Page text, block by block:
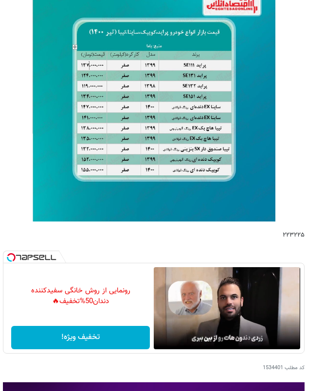
۲۲۳۲۲۵
رونمایی از روش خانگی سفیدکننده
دندان50%تخفیف🔥
تخفیف ویژه!
کد مطلب 1534401